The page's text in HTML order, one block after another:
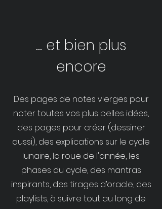
... et bien plus
encore
Des pages de notes vierges pour
noter toutes vos plus belles idées,
des pages pour créer (dessiner
aussi), des explications sur le cycle
lunaire, la roue de l'année, les
phases du cycle, des mantras
inspirants, des tirages d’oracle, des
playlists, à suivre tout au long de